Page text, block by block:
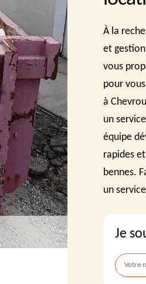
À la
et
vous
pour
à
un
équipe
rapides
bennes.
un
Je